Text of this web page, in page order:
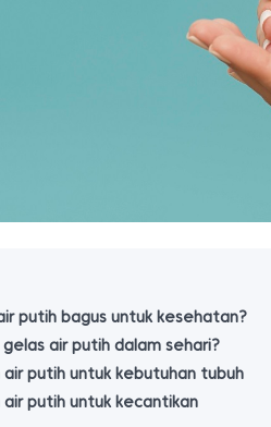
putih bagus untuk kesehatan?
air putih dalam sehari?
air putih untuk kebutuhan tubuh
putih untuk kecantikan